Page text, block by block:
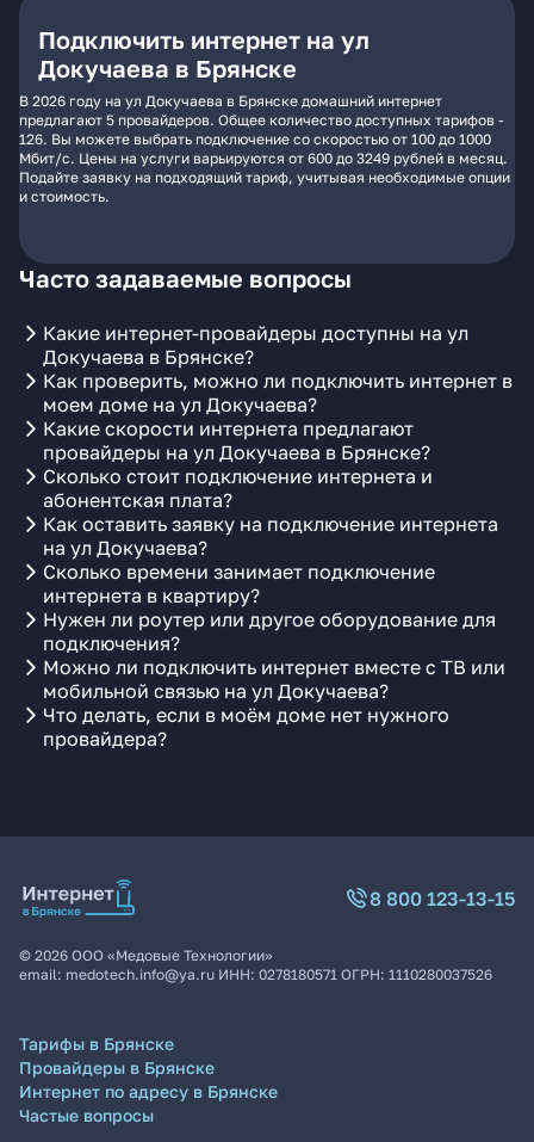
Подключить интернет на ул
Докучаева в Брянске
В 2026 году на ул Докучаева в Брянске домашний интернет
предлагают 5 провайдеров. Общее количество доступных тарифов -
126. Вы можете выбрать подключение со скоростью от 100 до 1000
Мбит/с. Цены на услуги варьируются от 600 до 3249 рублей в месяц.
Подайте заявку на подходящий тариф, учитывая необходимые опции
и стоимость.
Часто задаваемые вопросы
Какие интернет-провайдеры доступны на ул
Докучаева в Брянске?
Как проверить, можно ли подключить интернет в
моем доме на ул Докучаева?
Какие скорости интернета предлагают
провайдеры на ул Докучаева в Брянске?
Сколько стоит подключение интернета и
абонентская плата?
Как оставить заявку на подключение интернета
на ул Докучаева?
Сколько времени занимает подключение
интернета в квартиру?
Нужен ли роутер или другое оборудование для
подключения?
Можно ли подключить интернет вместе с ТВ или
мобильной связью на ул Докучаева?
Что делать, если в моём доме нет нужного
провайдера?
8 800 123-13-15
© 2026 ООО «Медовые Технологии»
email: medotech.info@ya.ru ИНН: 0278180571 ОГРН: 1110280037526
Тарифы в Брянске
Провайдеры в Брянске
Интернет по адресу в Брянске
Частые вопросы